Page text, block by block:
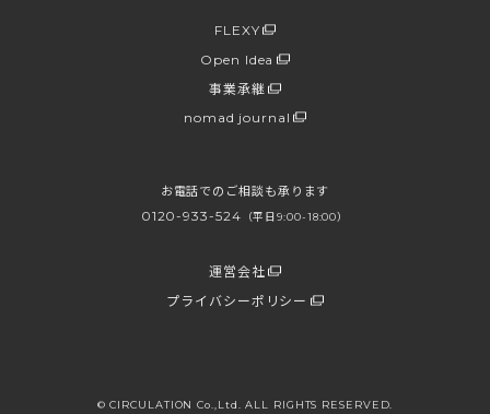
FLEXY
Open Idea
事業承継
nomad journal
お電話でのご相談も承ります
0120-933-524 （平日9:00-18:00）
運営会社
プライバシーポリシー
© CIRCULATION Co.,Ltd. ALL RIGHTS RESERVED.